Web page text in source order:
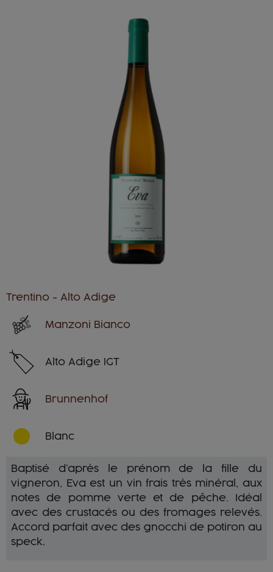
Trentino - Alto Adige
Manzoni Bianco
Alto Adige IGT
Brunnenhof
Blanc
Baptisé d’après le prénom de la fille du
vigneron, Eva est un vin frais très minéral, aux
notes de pomme verte et de pêche. Idéal
avec des crustacés ou des fromages relevés.
Accord parfait avec des gnocchi de potiron au
speck.